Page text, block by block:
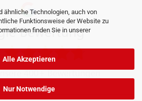
ähnliche Technologien, auch von
Funktionsweise der Website zu
finden Sie in unserer
Alle Akzeptieren
Nur Notwendige